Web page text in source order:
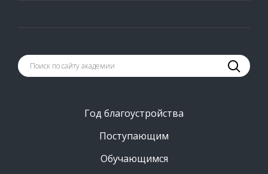
Год благоустройства
Поступающим
Обучающимся